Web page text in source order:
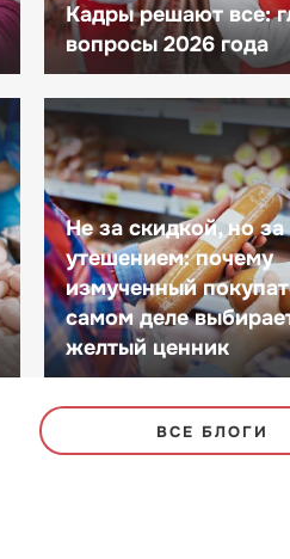
Кадры решают все:
вопросы 2026 года
Не за скидкой, но за
утешением: почему
измученный
самом деле
желтый ценник
ВСЕ БЛОГИ